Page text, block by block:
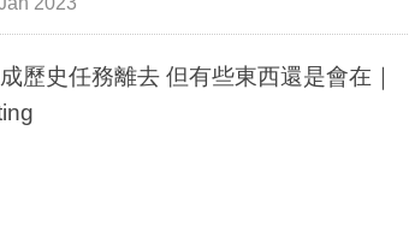
成歷史任務離去 但有些東西還是會在｜